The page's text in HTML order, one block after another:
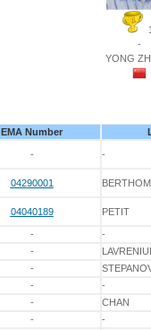
-
YONG
EMA Number
- -
04290001
04040189 PETIT
- -
-
-
- -
- CHAN
- -